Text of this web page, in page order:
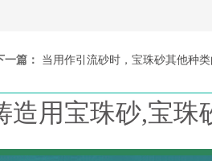
一篇： 当用作引流砂时，宝珠砂其他种
造用宝珠砂,宝珠